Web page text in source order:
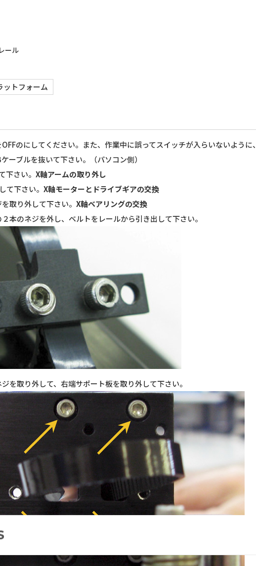
ール
ットフォーム
のにしてください。また、作業中に誤ってスイッチが入らいないように
ーブルを抜いて下さい。（パソコン側）
下さい。 X軸アームの取り外し
て下さい。 X軸モーターとドライブギアの交換
取り外して下さい。 X軸ベアリングの交換
本のネジを外し、ベルトをレールから引き出して下さい。
を取り外して、右端サポート板を取り外して下さい。